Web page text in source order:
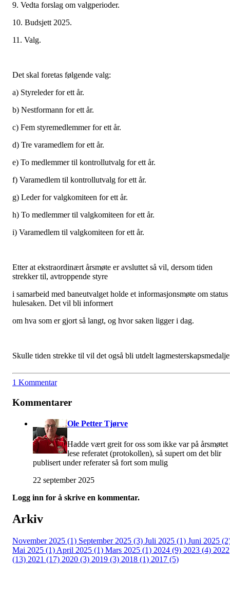
9. Vedta forslag om valgperioder.
10. Budsjett 2025.
11. Valg.
Det skal foretas følgende valg:
a) Styreleder for ett år.
b) Nestformann for ett år.
c) Fem styremedlemmer for ett år.
d) Tre varamedlem for ett år.
e) To medlemmer til kontrollutvalg for ett år.
f) Varamedlem til kontrollutvalg for ett år.
g) Leder for valgkomiteen for ett år.
h) To medlemmer til valgkomiteen for ett år.
i) Varamedlem til valgkomiteen for ett år.
Etter at ekstraordinært årsmøte er avsluttet så vil, dersom tiden
strekker til, avtroppende styre
i samarbeid med baneutvalget holde et informasjonsmøte om status
hulesaken. Det vil bli informert
om hva som er gjort så langt, og hvor saken ligger i dag.
Skulle tiden strekke til vil det også bli utdelt
1 Kommentar
Kommentarer
Ole Petter Tjørve
Hadde vært greit for oss som ikke var på årsmøtet
lese referatet (protokollen), så supert om det blir
publisert under referater så fort som mulig
22 september 2025
Logg inn for å skrive en kommentar.
Arkiv
November 2025 (1) September 2025 (3) Juli 2025 (1) Juni 2025
Mai 2025 (1) April 2025 (1) Mars 2025 (1) 2024 (9) 2023 (4) 2022
(13) 2021 (17) 2020 (3) 2019 (3) 2018 (1) 2017 (5)